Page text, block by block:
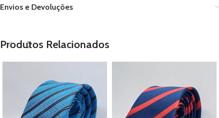
Envios e Devoluções
Produtos Relacionados